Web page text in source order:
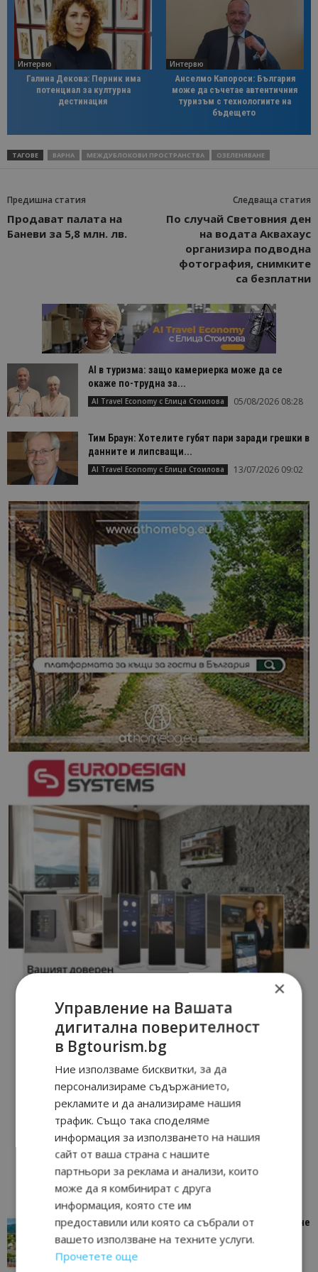
Интервю
Галина Декова: Перник има
потенциал за културна
дестинация
Интервю
Анселмо Капороси: България
може да съчетае автентичния
туризъм с технологиите на
бъдещето
ТАГОВЕ ВАРНА МЕЖДУБЛОКОВИ ПРОСТРАНСТВА ОЗЕЛЕНЯВАНЕ
Предишна статия
Продават палата на
Баневи за 5,8 млн. лв.
Следваща статия
По случай Световния ден
на водата Аквахаус
организира подводна
фотография, снимките
са безплатни
AI в туризма: защо камериерка може да се
окаже по-трудна за...
AI Travel Economy с Елица Стоилова 05/08/2026 08:28
Тим Браун: Хотелите губят пари заради грешки в
данните и липсващи...
AI Travel Economy с Елица Стоилова 13/07/2026 09:02
“Пощенска картичка от…”: Петрич – Изживяване
отвъд очакваното
Петрич 11/07/2026 11:22
×
Управление на Вашата
дигитална поверителност
в Bgtourism.bg
Ние използваме бисквитки, за да
персонализираме съдържанието,
рекламите и да анализираме нашия
трафик. Също така споделяме
информация за използването на нашия
сайт от ваша страна с нашите
партньори за реклама и анализи, които
може да я комбинират с друга
информация, която сте им
предоставили или която са събрали от
вашето използване на техните услуги.
Прочетете още